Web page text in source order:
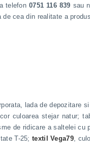
telefon 0751 116 839 sau
cea din realitate a
lada de depozitare
culoarea stejar natur;
de ridicare a saltelei
T-25;textil Vega79,